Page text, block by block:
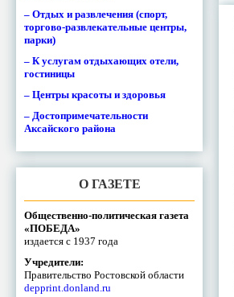
– Отдых и развлечения (спорт,
торгово-развлекательные центры,
парки)
– К услугам отдыхающих отели,
гостиницы
– Центры красоты и здоровья
– Достопримечательности
Аксайского района
О ГАЗЕТЕ
Общественно-политическая газета
«ПОБЕДА»
издается с 1937 года
Учредители:
Правительство Ростовской области
depprint.donland.ru